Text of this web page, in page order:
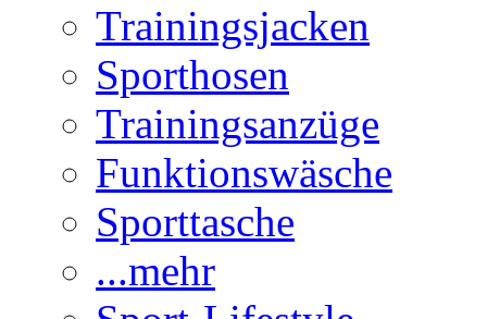
Trainingsjacken
Sporthosen
Trainingsanzüge
Funktionswäsche
Sporttasche
...mehr